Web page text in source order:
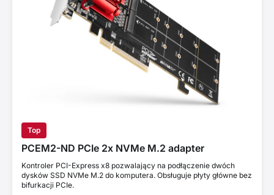
Top
PCEM2-ND PCIe 2x NVMe M.2 adapter
Kontroler PCI-Express x8 pozwalający na podłączenie dwóch
dysków SSD NVMe M.2 do komputera. Obsługuje płyty główne bez
bifurkacji PCIe.